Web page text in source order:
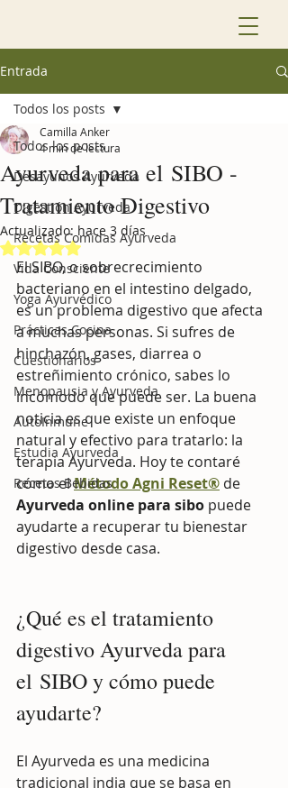
Entrada
Todos los posts
Desayunos Ayurveda
Digestión Ayurveda
Recetas Comidas Ayurveda
Vida Consciente
Yoga Ayurvédico
Prácticas Cocina
Cuestionarios
Menopausia y Ayurveda
AutoInmune
Estudia Ayurveda
Recetas Bebidas
Todos los posts
Ayurveda para el SIBO -
Tratamiento Digestivo
Camilla Anker
4 min de lectura
Actualizado: hace 3 días
Obtuvo NaN de 5 estrellas.
El SIBO, o sobrecrecimiento
bacteriano en el intestino delgado,
es un problema digestivo que afecta
a muchas personas. Si sufres de
hinchazón, gases, diarrea o
estreñimiento crónico, sabes lo
incómodo que puede ser. La buena
noticia es que existe un enfoque
natural y efectivo para tratarlo: la
terapia Ayurveda. Hoy te contaré
cómo el Método Agni Reset® de
Ayurveda online para sibo puede
ayudarte a recuperar tu bienestar
digestivo desde casa.
¿Qué es el tratamiento
digestivo Ayurveda para
el SIBO y cómo puede
ayudarte?
El Ayurveda es una medicina
tradicional india que se basa en